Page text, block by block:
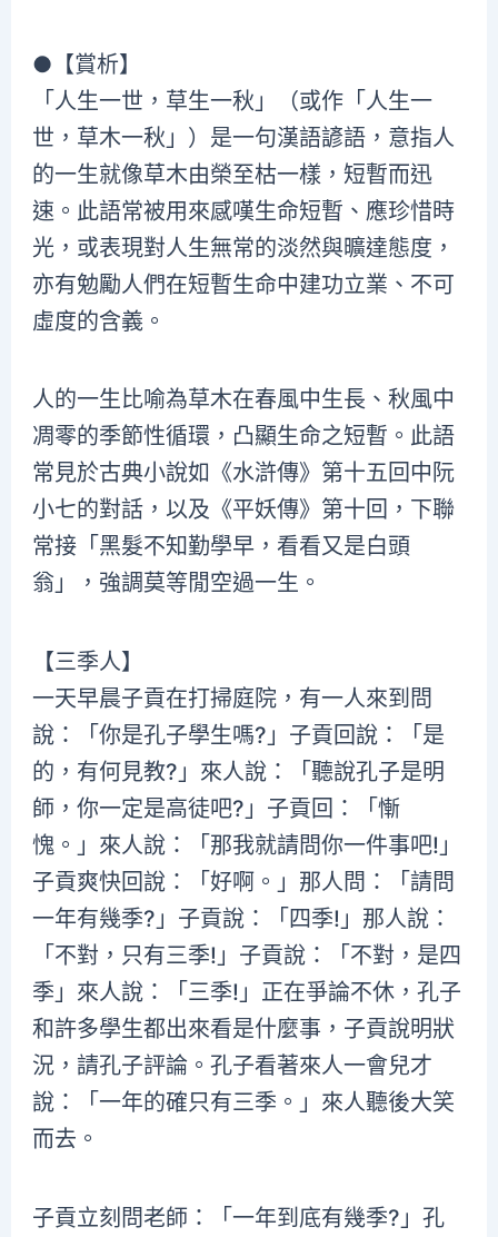
●【賞析】
「人生一世，草生一秋」（或作「人生一
世，草木一秋」）是一句漢語諺語，意指人
的一生就像草木由榮至枯一樣，短暫而迅
速。此語常被用來感嘆生命短暫、應珍惜時
光，或表現對人生無常的淡然與曠達態度，
亦有勉勵人們在短暫生命中建功立業、不可
虛度的含義。
人的一生比喻為草木在春風中生長、秋風中
凋零的季節性循環，凸顯生命之短暫。此語
常見於古典小說如《水滸傳》第十五回中阮
小七的對話，以及《平妖傳》第十回，下聯
常接「黑髮不知勤學早，看看又是白頭
翁」，強調莫等閒空過一生。
【三季人】
一天早晨子貢在打掃庭院，有一人來到問
說：「你是孔子學生嗎?」子貢回說：「是
的，有何見教?」來人說：「聽說孔子是明
師，你一定是高徒吧?」子貢回：「慚
愧。」來人說：「那我就請問你一件事吧!」
子貢爽快回說：「好啊。」那人問：「請問
一年有幾季?」子貢說：「四季!」那人說：
「不對，只有三季!」子貢說：「不對，是四
季」來人說：「三季!」正在爭論不休，孔子
和許多學生都出來看是什麼事，子貢說明狀
況，請孔子評論。孔子看著來人一會兒才
說：「一年的確只有三季。」來人聽後大笑
而去。
子貢立刻問老師：「一年到底有幾季?」孔